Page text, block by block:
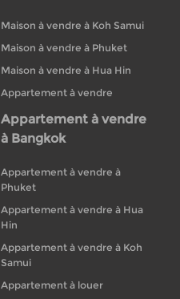
Maison à vendre à Koh Samui
Maison à vendre à Phuket
Maison à vendre à Hua Hin
Appartement à vendre
Appartement à vendre
à Bangkok
Appartement à vendre à
Phuket
Appartement à vendre à Hua
Hin
Appartement à vendre à Koh
Samui
Appartement à louer